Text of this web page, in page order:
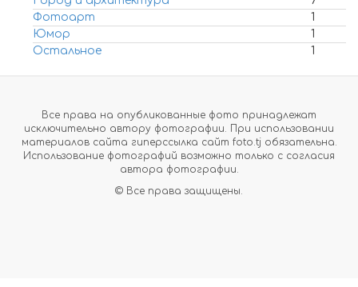
Фотоарт
1
Юмор
1
Остальное
1
Все права на опубликованные фото принадлежат
исключительно автору фотографии. При использовании
материалов сайта гиперссылка сайт foto.tj обязательна.
Использование фотографий возможно только с согласия
автора фотографии.
© Все права защищены.